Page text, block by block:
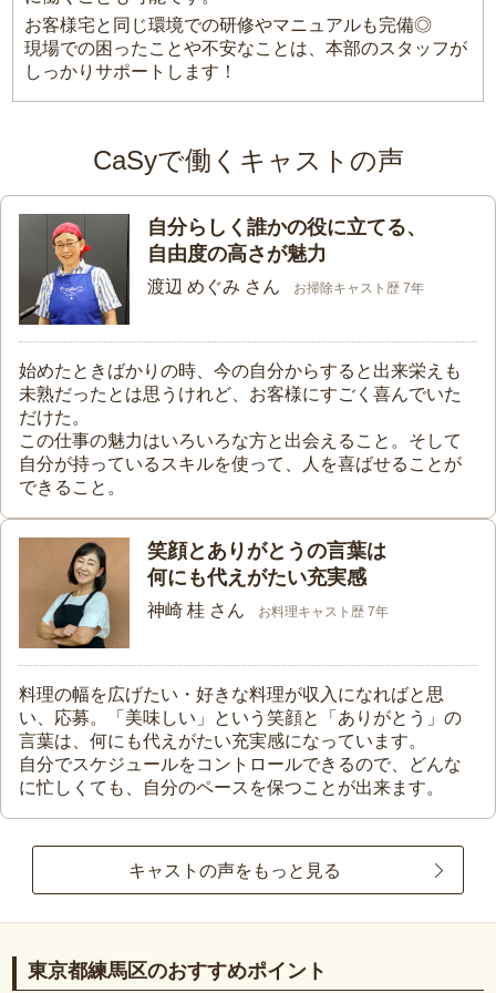
お客様宅と同じ環境での研修やマニュアルも完備◎
現場での困ったことや不安なことは、本部のスタッフが
しっかりサポートします！
CaSyで働くキャストの声
自分らしく誰かの役に立てる、
自由度の高さが魅力
渡辺 めぐみ さん お掃除キャスト歴 7年
始めたときばかりの時、今の自分からすると出来栄えも
未熟だったとは思うけれど、お客様にすごく喜んでいた
だけた。
この仕事の魅力はいろいろな方と出会えること。そして
自分が持っているスキルを使って、人を喜ばせることが
できること。
笑顔とありがとうの言葉は
何にも代えがたい充実感
神崎 桂 さん お料理キャスト歴 7年
料理の幅を広げたい・好きな料理が収入になればと思
い、応募。「美味しい」という笑顔と「ありがとう」の
言葉は、何にも代えがたい充実感になっています。
自分でスケジュールをコントロールできるので、どんな
に忙しくても、自分のペースを保つことが出来ます。
キャストの声をもっと見る
東京都練馬区のおすすめポイント